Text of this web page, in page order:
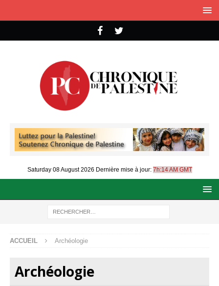
Saturday 08 August 2026 Dernière mise à jour: 7h:14 AM GMT
ACCUEIL Archéologie
Archéologie